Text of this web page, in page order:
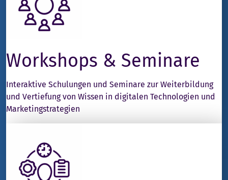
Workshops & Seminare
Interaktive Schulungen und Seminare zur Weiterbildung
und Vertiefung von Wissen in digitalen Technologien und
Marketingstrategien